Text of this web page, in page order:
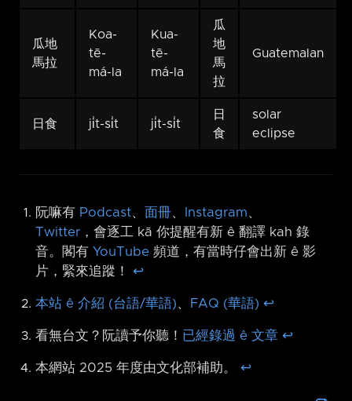
瓜地
馬拉
Koa-
tē-
má-la
Kua-
tē-
má-la
瓜
地
馬
拉
Guatemalan
日食 ji̍t-si̍t ji̍t-si̍t
日
食
solar
eclipse
阮嘛有 Podcast、 面冊、 Instagram、
Twitter ，會逐工 kā 你提醒有新 ê 翻譯 kah 錄
音。閣有 YouTube 頻道，有當時仔會出新 ê 影
片，緊來追蹤！ ↩︎
本站 ê 介紹 (台語/華語)、 FAQ (華語) ↩︎
看無台文？阮讀予你聽！ 已經錄過 ê 文章 ↩︎
本網站 2025 年度由文化部補助。 ↩︎